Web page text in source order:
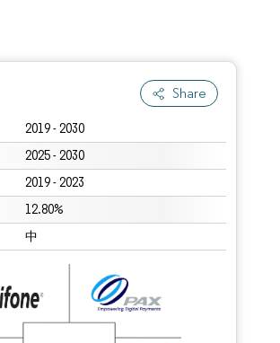
Share
2019 - 2030
2025 - 2030
2019 - 2023
12.80%
中